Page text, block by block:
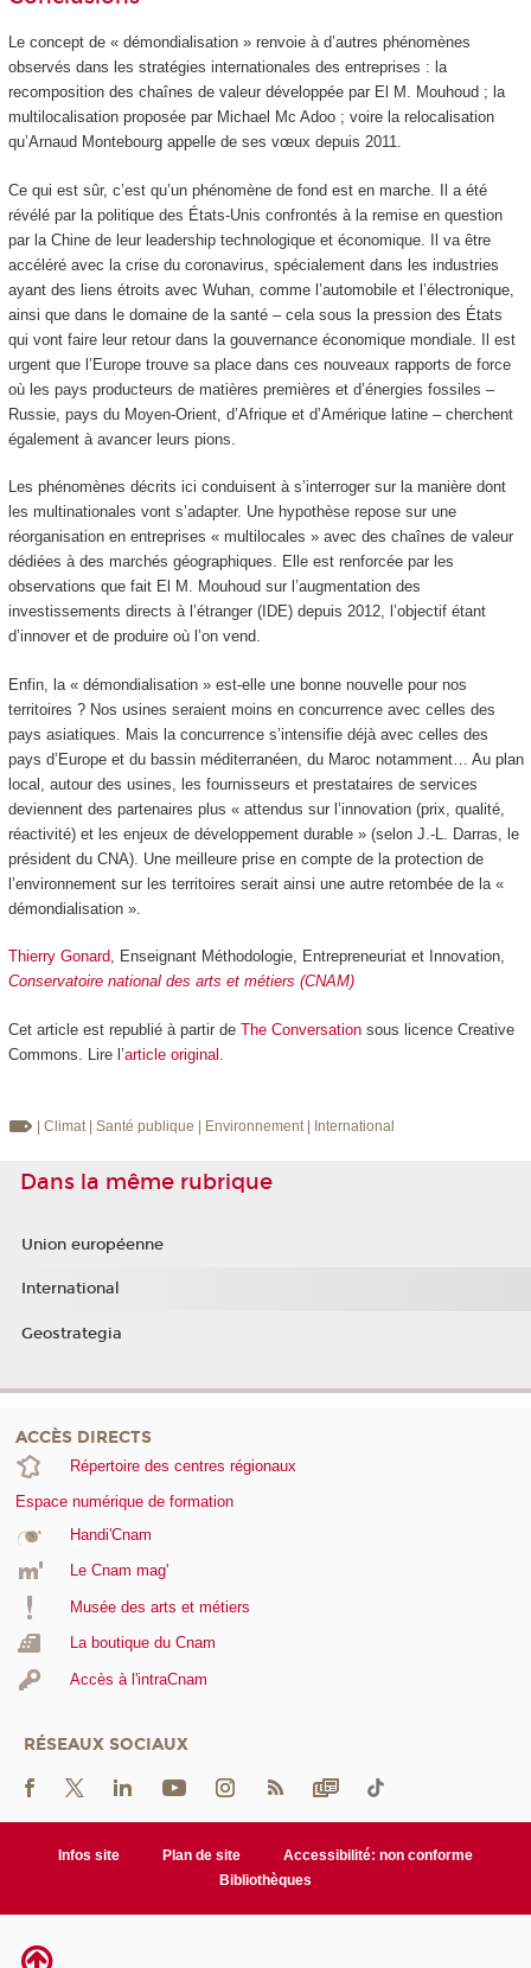
Le concept de « démondialisation » renvoie à d’autres phénomènes
observés dans les stratégies internationales des entreprises : la
recomposition des chaînes de valeur développée par El M. Mouhoud ; la
multilocalisation proposée par Michael Mc Adoo ; voire la relocalisation
qu’Arnaud Montebourg appelle de ses vœux depuis 2011.
Ce qui est sûr, c’est qu’un phénomène de fond est en marche. Il a été
révélé par la politique des États-Unis confrontés à la remise en question
par la Chine de leur leadership technologique et économique. Il va être
accéléré avec la crise du coronavirus, spécialement dans les industries
ayant des liens étroits avec Wuhan, comme l’automobile et l’électronique,
ainsi que dans le domaine de la santé – cela sous la pression des États
qui vont faire leur retour dans la gouvernance économique mondiale. Il est
urgent que l’Europe trouve sa place dans ces nouveaux rapports de force
où les pays producteurs de matières premières et d’énergies fossiles –
Russie, pays du Moyen-Orient, d’Afrique et d’Amérique latine – cherchent
également à avancer leurs pions.
Les phénomènes décrits ici conduisent à s’interroger sur la manière dont
les multinationales vont s’adapter. Une hypothèse repose sur une
réorganisation en entreprises « multilocales » avec des chaînes de valeur
dédiées à des marchés géographiques. Elle est renforcée par les
observations que fait El M. Mouhoud sur l’augmentation des
investissements directs à l’étranger (IDE) depuis 2012, l’objectif étant
d’innover et de produire où l’on vend.
Enfin, la « démondialisation » est-elle une bonne nouvelle pour nos
territoires ? Nos usines seraient moins en concurrence avec celles des
pays asiatiques. Mais la concurrence s’intensifie déjà avec celles des
pays d’Europe et du bassin méditerranéen, du Maroc notamment… Au plan
local, autour des usines, les fournisseurs et prestataires de services
deviennent des partenaires plus « attendus sur l’innovation (prix, qualité,
réactivité) et les enjeux de développement durable » (selon J.-L. Darras, le
président du CNA). Une meilleure prise en compte de la protection de
l’environnement sur les territoires serait ainsi une autre retombée de la «
démondialisation ».
Thierry Gonard, Enseignant Méthodologie, Entrepreneuriat et Innovation,
Conservatoire national des arts et métiers (CNAM)
Cet article est republié à partir de The Conversationsous licence Creative
Commons. Lire l’article original
| Climat | Santé publique | Environnement | International
Dans la même rubrique
Union européenne
International
Geostrategia
ACCÈS DIRECTS
Répertoire des centres régionaux
Espace numérique de formation
Handi'Cnam
Le Cnam mag'
Musée des arts et métiers
La boutique du Cnam
Accès à l'intraCnam
RÉSEAUX SOCIAUX
Infos site Plan de site
Accessibilité: non conforme
Bibliothèques